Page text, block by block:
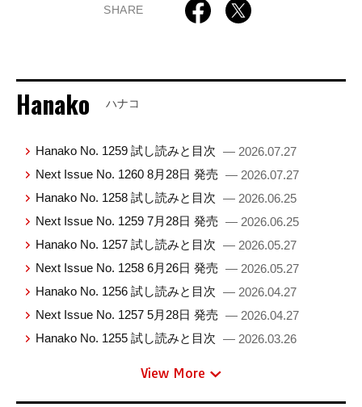
SHARE
Hanako ハナコ
Hanako No. 1259 試し読みと目次 — 2026.07.27
Next Issue No. 1260 8月28日 発売 — 2026.07.27
Hanako No. 1258 試し読みと目次 — 2026.06.25
Next Issue No. 1259 7月28日 発売 — 2026.06.25
Hanako No. 1257 試し読みと目次 — 2026.05.27
Next Issue No. 1258 6月26日 発売 — 2026.05.27
Hanako No. 1256 試し読みと目次 — 2026.04.27
Next Issue No. 1257 5月28日 発売 — 2026.04.27
Hanako No. 1255 試し読みと目次 — 2026.03.26
View More